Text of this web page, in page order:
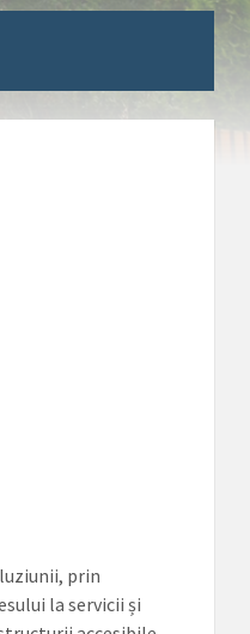
prin
la servicii și